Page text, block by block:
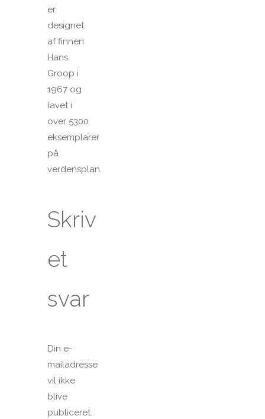
er
designet
af finnen
Hans
Groop i
1967 og
lavet i
over 5300
eksemplarer
på
verdensplan.
Skriv
et
svar
Din e-
mailadresse
vil ikke
blive
publiceret.